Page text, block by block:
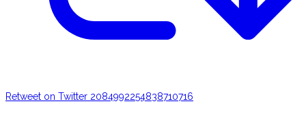
Retweet on Twitter 2084992254838710716